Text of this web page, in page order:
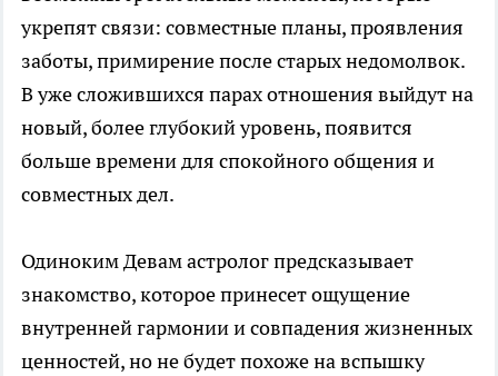
укрепят связи: совместные планы, проявления
заботы, примирение после старых недомолвок.
В уже сложившихся парах отношения выйдут на
новый, более глубокий уровень, появится
больше времени для спокойного общения и
совместных дел.
Одиноким Девам астролог предсказывает
знакомство, которое принесет ощущение
внутренней гармонии и совпадения жизненных
ценностей, но не будет похоже на вспышку